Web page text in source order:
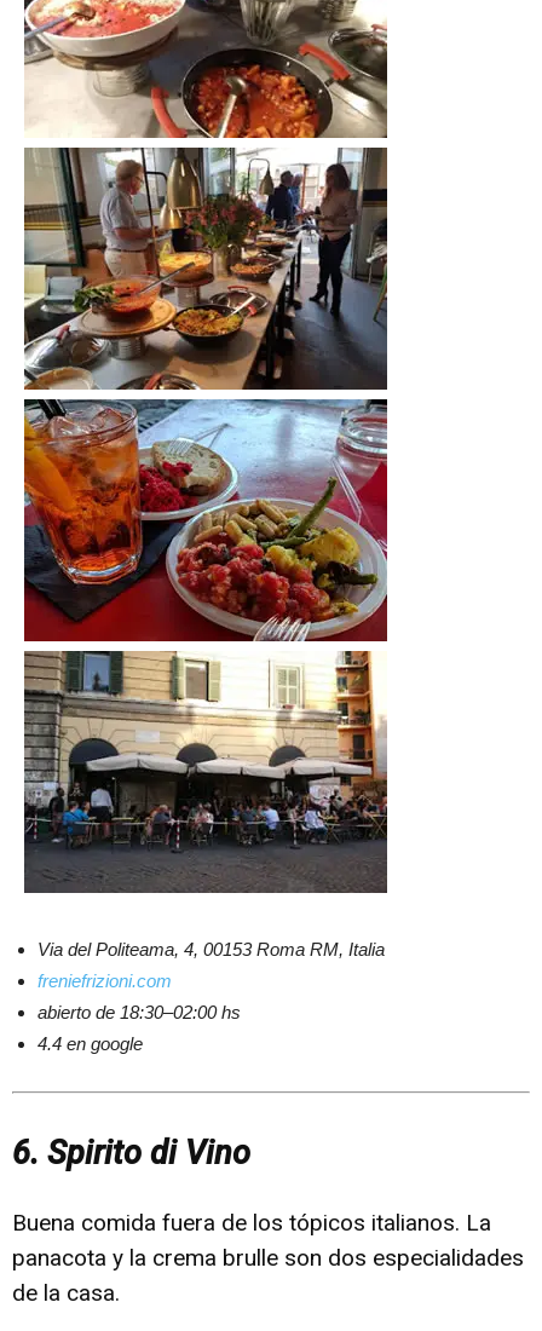
Via del Politeama, 4, 00153 Roma RM, Italia
freniefrizioni.com
abierto de 18:30–02:00 hs
4.4 en google
6. Spirito di Vino
Buena comida fuera de los tópicos italianos. La
panacota y la crema brulle son dos especialidades
de la casa.